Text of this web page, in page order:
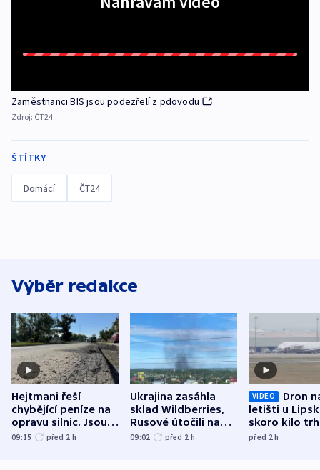
Zaměstnanci BIS jsou podezřelí z pdovodu
Zdroj: ČT24
ŠTÍTKY
Domácí ČT24
Výběr redakce
Hejtmani řeší
chybějící peníze na
opravu silnic. Jsou
nenárokové, namítá
09:15 před 2 h
Ukrajina zasáhla
sklad Wildberries,
Rusové útočili na
trh, hasiče či
09:02 před 2 h
VIDEO
Dron
letišti u
skoro kilo
indicie
před 2h